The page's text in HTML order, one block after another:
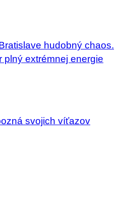
hudobný chaos.
plný extrémnej energie
svojich víťazov